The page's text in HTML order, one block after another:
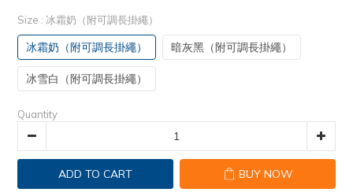
Size : 冰霜奶（附可調長掛繩）
冰霜奶（附可調長掛繩） 暗灰黑（附可調長掛繩）
冰雪白（附可調長掛繩）
Quantity
ADD TO CART BUY NOW